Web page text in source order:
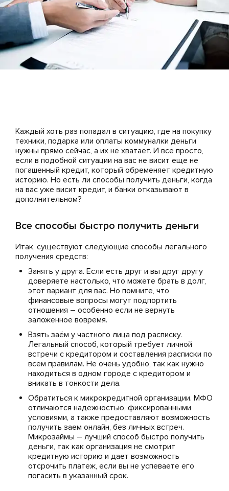
Каждый хоть раз попадал в ситуацию, где на покупку
техники, подарка или оплаты коммуналки деньги
нужны прямо сейчас, а их не хватает. И все просто,
если в подобной ситуации на вас не висит еще не
погашенный кредит, который обременяет кредитную
историю. Но есть ли способы получить деньги, когда
на вас уже висит кредит, и банки отказывают в
дополнительном?
Все способы быстро получить деньги
Итак, существуют следующие способы легального
получения средств:
Занять у друга. Если есть друг и вы друг другу
доверяете настолько, что можете брать в долг,
этот вариант для вас. Но помните, что
финансовые вопросы могут подпортить
отношения – особенно если не вернуть
заложенное вовремя.
Взять заём у частного лица под расписку.
Легальный способ, который требует личной
встречи с кредитором и составления расписки по
всем правилам. Не очень удобно, так как нужно
находиться в одном городе с кредитором и
вникать в тонкости дела.
Обратиться к микрокредитной организации. МФО
отличаются надежностью, фиксированными
условиями, а также предоставляют возможность
получить заем онлайн, без личных встреч.
Микрозаймы – лучший способ быстро получить
деньги, так как организация не смотрит
кредитную историю и дает возможность
отсрочить платеж, если вы не успеваете его
погасить в указанный срок.